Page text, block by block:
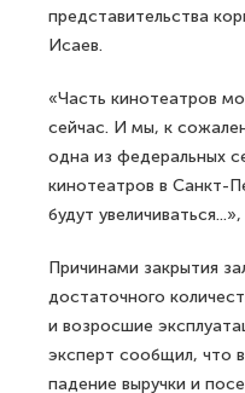
представительства
Исаев.
«Часть кинотеатров
сейчас. И мы, к
одна из федеральных
кинотеатров в Санкт-
будут
Причинами закрытия
достаточного
и возросшие
эксперт сообщил, что
падение выручки и